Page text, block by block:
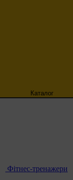
Каталог
Фітнес-тренажери